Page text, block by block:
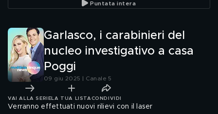
Puntata intera
Garlasco, i carabinieri del
nucleo investigativo a casa
Poggi
09 giu 2025 | Canale 5
VAI ALLA SERIE LA TUA LISTA CONDIVIDI
Verranno effettuati nuovi rilievi con il laser